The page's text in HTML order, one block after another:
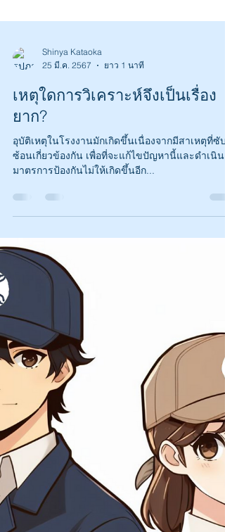
25 มี.ค. 2567
ยาว 1 นาที
เหตุใดการวิเคราะห์จึงเป็นเรื่อง
ยาก?
อุบัติเหตุในโรงงานมักเกิดขึ้นเนื่องจากมีสาเหตุที่ซับ
ซ้อนเกี่ยวข้องกัน เพื่อที่จะแก้ไขปัญหานี้และดำเนิน
มาตรการป้องกันไม่ให้เกิดขึ้นอีก...